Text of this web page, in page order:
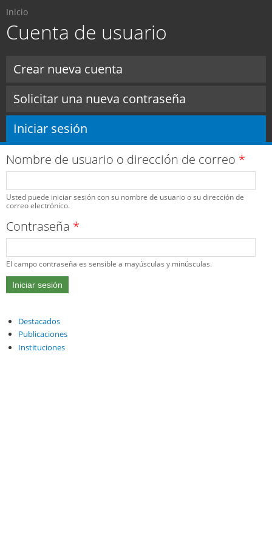
principal
Usted está aquí
Inicio
Cuenta de usuario
Crear nueva cuenta
Solicitar una nueva contraseña
Iniciar sesión
Nombre de usuario o dirección de correo *
Usted puede iniciar sesión con su nombre de usuario o su dirección de
correo electrónico.
Contraseña *
El campo contraseña es sensible a mayúsculas y minúsculas.
Destacados
Publicaciones
Instituciones